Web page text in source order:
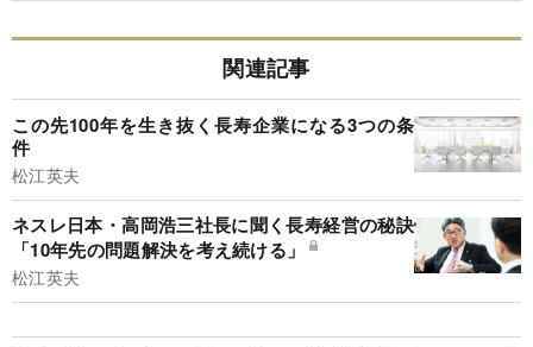
関連記事
この先100年を生き抜く長寿企業になる3つの条
件
松江英夫
ネスレ日本・高岡浩三社長に聞く長寿経営の秘訣
「10年先の問題解決を考え続ける」
松江英夫